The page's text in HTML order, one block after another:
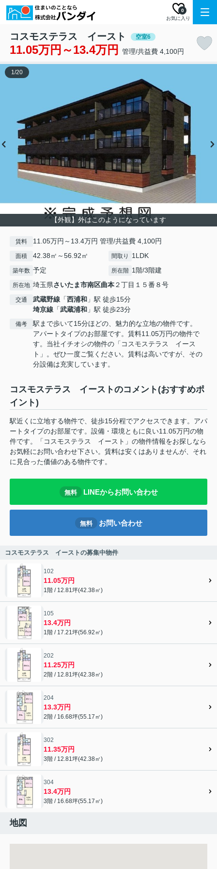
お気に入り
0
コスモステラス イースト 空室6
11.05万円～13.4万円 管理/共益費 4,100円
【外観】外はこのようになっています
1/20
賃料 11.05万円～13.4万円 管理/共益費 4,100円
面積 42.38㎡～56.92㎡ 間取り 1LDK
築年数 予定 所在階 1階/3階建
所在地 埼玉県さいたま市南区曲本２丁目１５番８号
交通 武蔵野線 「西浦和 」駅 徒歩15分
埼京線 「武蔵浦和 」駅 徒歩23分
備考
駅まで歩いて15分ほどの、魅力的な立地の物件です。
アパートタイプのお部屋です。賃料11.05万円の物件で
す。当社イチオシの物件の「コスモステラス イース
ト」。ぜひ一度ご覧ください。賃料は高いですが、その
分設備は充実しています。
コスモステラス イーストのコメント(おすすめポ
イント)
駅近くに立地する物件で、徒歩15分程でアクセスできます。アパ
ートタイプのお部屋です。設備・環境ともに良い11.05万円の物
件です。「コスモステラス イースト」の物件情報をお探しなら
お気軽にお問い合わせ下さい。賃料は安くはありませんが、それ
に見合った価値のある物件です。
無料 LINEからお問い合わせ
無料 お問い合わせ
コスモステラス イーストの募集中物件
102
11.05万円
1階 / 12.81坪(42.38㎡)
105
13.4万円
1階 / 17.21坪(56.92㎡)
202
11.25万円
2階 / 12.81坪(42.38㎡)
204
13.3万円
2階 / 16.68坪(55.17㎡)
302
11.35万円
3階 / 12.81坪(42.38㎡)
304
13.4万円
3階 / 16.68坪(55.17㎡)
地図